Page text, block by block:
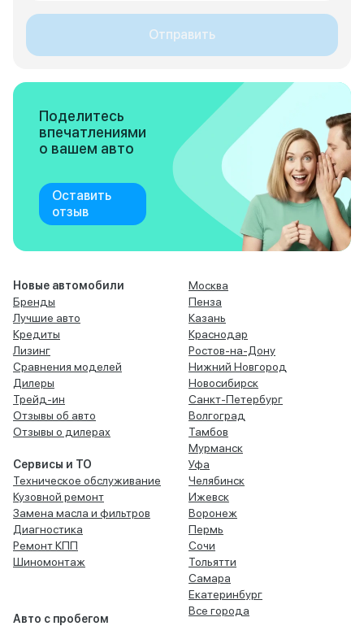
Отправить
Поделитесь
впечатлениями
о вашем авто
Оставить
отзыв
Новые автомобили
Бренды
Лучшие авто
Кредиты
Лизинг
Сравнения моделей
Дилеры
Трейд-ин
Отзывы об авто
Отзывы о дилерах
Сервисы и ТО
Техническое обслуживание
Кузовной ремонт
Замена масла и фильтров
Диагностика
Ремонт КПП
Шиномонтаж
Авто с пробегом
Москва
Пенза
Казань
Краснодар
Ростов-на-Дону
Нижний Новгород
Новосибирск
Санкт-Петербург
Волгоград
Тамбов
Мурманск
Уфа
Челябинск
Ижевск
Воронеж
Пермь
Сочи
Тольятти
Самара
Екатеринбург
Все города